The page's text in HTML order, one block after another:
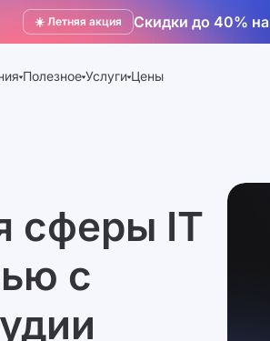
☀️ Летняя акция Скидки до 40%
Полезное Услуги Цены
сферы IT
с